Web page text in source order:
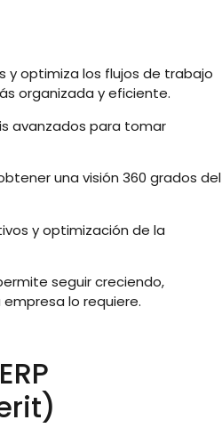
optimiza los flujos de trabajo
organizada y eficiente.
avanzados para tomar
una visión 360 grados del
y optimización de la
seguir creciendo,
lo requiere.